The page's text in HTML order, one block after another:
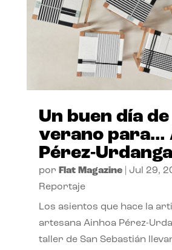
Un buen día de
verano para…
Pérez-
por Flat Magazine| Jul 29,
Reportaje
Los asientos que hace la
artesana Ainhoa Pérez-
taller de San Sebastián